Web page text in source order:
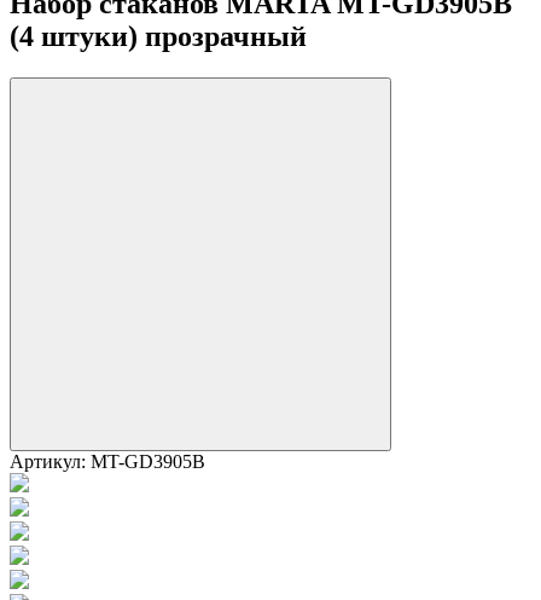
(4 штуки) прозрачный
Артикул: MT-GD3905B